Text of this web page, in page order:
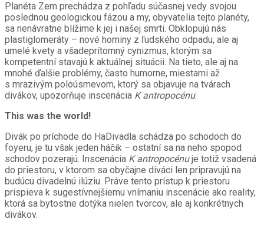
Planéta Zem prechádza z pohľadu súčasnej vedy svojou
poslednou geologickou fázou a my, obyvatelia tejto planéty,
sa nenávratne blížime k jej i našej smrti. Obklopujú nás
plastiglomeráty – nové horniny z ľudského odpadu, ale aj
umelé kvety a všadeprítomný cynizmus, ktorým sa
kompetentní stavajú k aktuálnej situácii. Na tieto, ale aj na
mnohé ďalšie problémy, často humorne, miestami až
s mrazivým poloúsmevom, ktorý sa objavuje na tvárach
divákov, upozorňuje inscenácia K antropocénu.
This was the world!
Divák po príchode do HaDivadla schádza po schodoch do
foyeru, je tu však jeden háčik – ostatní sa na neho spopod
schodov pozerajú. Inscenácia K antropocénuje totiž vsadená
do priestoru, v ktorom sa obyčajne diváci len pripravujú na
budúcu divadelnú ilúziu. Práve tento prístup k priestoru
prispieva k sugestívnejšiemu vnímaniu inscenácie ako reality,
ktorá sa bytostne dotýka nielen tvorcov, ale aj konkrétnych
divákov.